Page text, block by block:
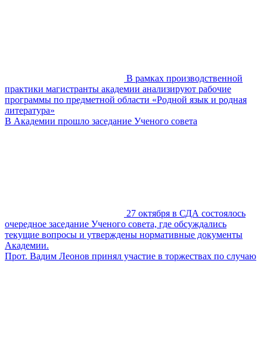
В рамках производственной
практики магистранты академии анализируют рабочие
программы по предметной области «Родной язык и родная
литература»
В Академии прошло заседание Ученого совета
27 октября в СДА состоялось
очередное заседание Ученого совета, где обсуждались
текущие вопросы и утверждены нормативные документы
Академии.
Прот. Вадим Леонов принял участие в торжествах по случаю